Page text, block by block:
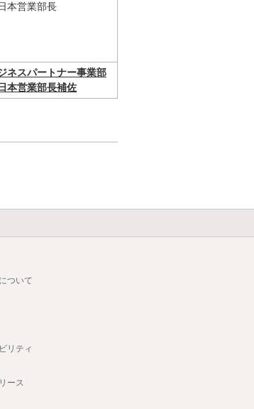
本営業部長
ネスパートナー事業部
本営業部長補佐
ついて
リティ
ース